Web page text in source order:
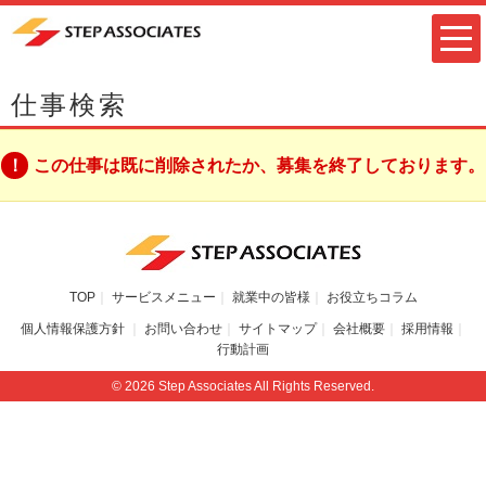
仕事検索
この仕事は既に削除されたか、募集を終了しております。
TOP サービスメニュー 就業中の皆様 お役立ちコラム
個人情報保護方針 お問い合わせ サイトマップ 会社概要
採用情報
行動計画
© 2026 Step Associates All Rights Reserved.